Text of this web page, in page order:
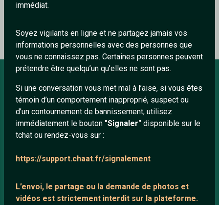
immédiat.
Soyez vigilants en ligne et ne partagez jamais vos
informations personnelles avec des personnes que
vous ne connaissez pas. Certaines personnes peuvent
prétendre être quelqu’un qu’elles ne sont pas.
Si une conversation vous met mal à l’aise, si vous êtes
témoin d’un comportement inapproprié, suspect ou
d’un contournement de bannissement, utilisez
immédiatement le bouton "Signaler" disponible sur le
tchat ou rendez-vous sur :
https://support.chaat.fr/signalement
L’envoi, le partage ou la demande de photos et
vidéos est strictement interdit sur la plateforme.
À PROPOS
Conditions générales
Protection mineurs